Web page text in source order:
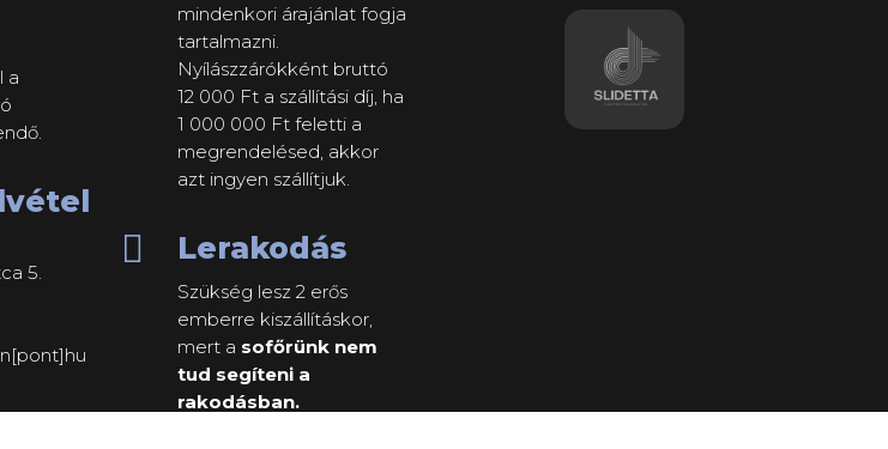
a
5.
mindenkori árajánlat fogja
tartalmazni.
Nyílászzárókként bruttó
12 000 Ft a szállítási díj, ha
1 000 000 Ft feletti a
megrendelésed, akkor
azt ingyen szállítjuk.
 Lerakodás
Szükség lesz 2 erős
emberre kiszállításkor,
mert a sofőrünk nem
tud segíteni a
rakodásban.